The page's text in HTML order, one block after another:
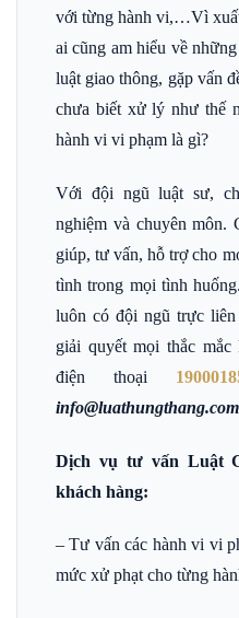
với từng hành vi,…Vì
ai cũng am hiểu về
luật giao thông, gặp vấn
chưa biết xử lý như thế
hành vi vi phạm là gì?
Với đội ngũ luật sư,
nghiệm và chuyên môn.
giúp, tư vấn, hỗ trợ cho
tình trong mọi tình
luôn có đội ngũ trực
giải quyết mọi thắc
điện thoại
info@luathungthang.com
Dịch vụ tư vấn Luật
khách hàng:
– Tư vấn các hành vi vi
mức xử phạt cho từng